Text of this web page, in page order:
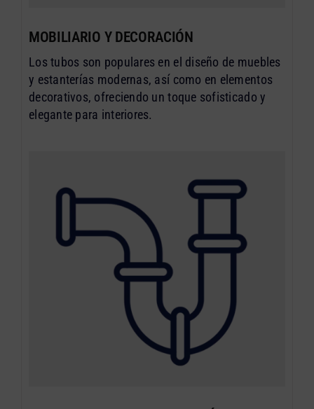
MOBILIARIO Y DECORACIÓN
Los tubos son populares en el diseño de muebles
y estanterías modernas, así como en elementos
decorativos, ofreciendo un toque sofisticado y
elegante para interiores.